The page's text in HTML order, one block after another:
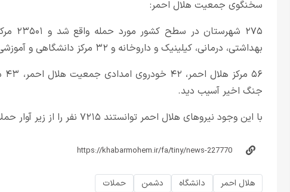
سخنگوی جمعیت هلال احمر:
بهداشتی، درمانی، کیلینیک و داروخانه و ۳۲ مرکز دانشگاهی و آموزشی عالی آسیب دید.
جنگ اخیر آسیب دید.
با این وجود نیروهای هلال احمر توانستند ۷۲۱۵ نفر را از زیر آوار حملات دشمن خارج کنند.
هلال احمر دانشگاه دشمن حملات